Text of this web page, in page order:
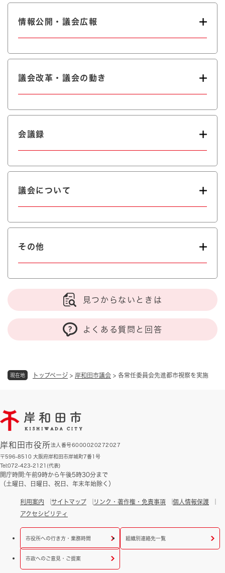
現在地 トップページ > 岸和田市議会 > 各常任委員会先進都市視察を実施
情報公開・議会広報
議会改革・議会の動き
会議録
議会について
その他
見つからないときは
よくある質問と回答
岸和田市役所法人番号6000020272027
〒596-8510 大阪府岸和田市岸城町7番1号
Tel:072-423-2121(代表)
開庁時間:午前9時から午後5時30分まで
（土曜日、日曜日、祝日、年末年始除く）
利用案内 サイトマップ リンク・著作権・免責事項
個人情報保護
アクセシビリティ
市役所への行き方・業務時間 組織別連絡先一覧
市政へのご意見・ご提案